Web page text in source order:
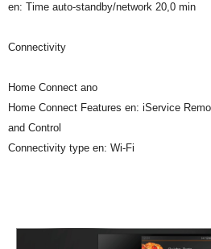
en: Time auto-standby/network 20,0 min
Connectivity
Home Connect ano
Home Connect Features en: iService
and Control
Connectivity type en: Wi-Fi